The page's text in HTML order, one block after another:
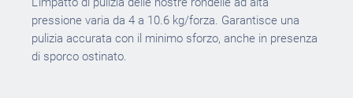
pressione varia da 4 a 10.6 kg/forza. Garantisce una
pulizia accurata con il minimo sforzo, anche in presenza
di sporco ostinato.